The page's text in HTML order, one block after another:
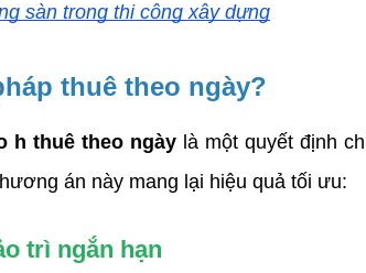
sàn trong thi công xây dựng
thuê theo ngày?
h thuê theo ngày là một quyết định
án này mang lại hiệu quả tối ưu:
trì ngắn hạn